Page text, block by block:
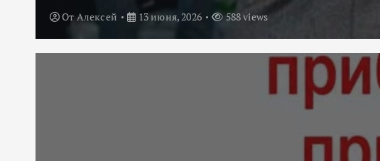
От Алексей 13 июня, 2026 588 views